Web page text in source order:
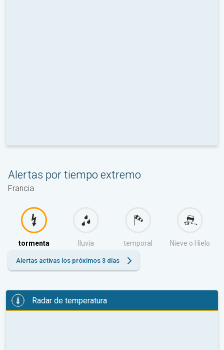
Alertas por tiempo extremo
Francia
tormenta lluvia temporal Nieve o Hielo
Alertas activas los próximos 3 días
Radar de temperatura